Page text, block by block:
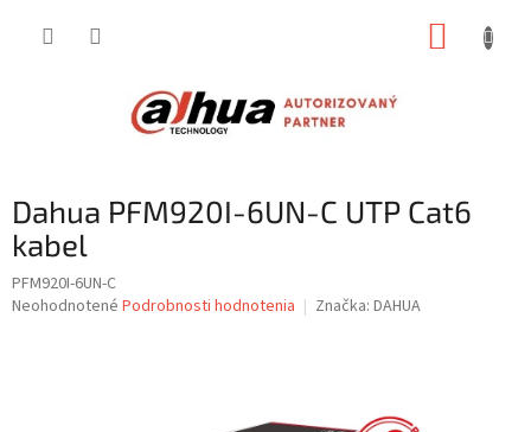
Dahua PFM920I-6UN-C UTP Cat6
kabel
PFM920I-6UN-C
Priemerné
Neohodnotené Podrobnosti hodnotenia Značka: DAHUA